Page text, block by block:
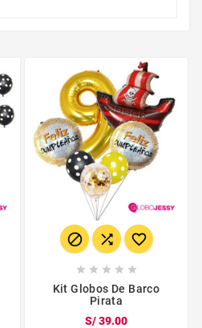
  
    
Kit Globos De Barco
Pirata
S/ 39.00